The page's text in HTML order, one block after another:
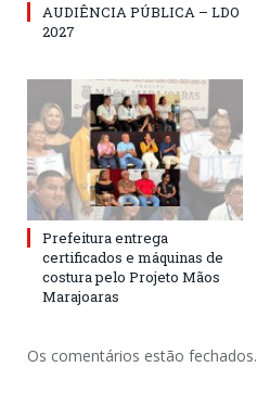
AUDIÊNCIA PÚBLICA – LDO
2027
Prefeitura entrega
certificados e máquinas de
costura pelo Projeto Mãos
Marajoaras
Os comentários estão fechados.